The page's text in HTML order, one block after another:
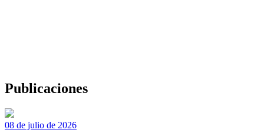
Publicaciones
08 de julio de 2026